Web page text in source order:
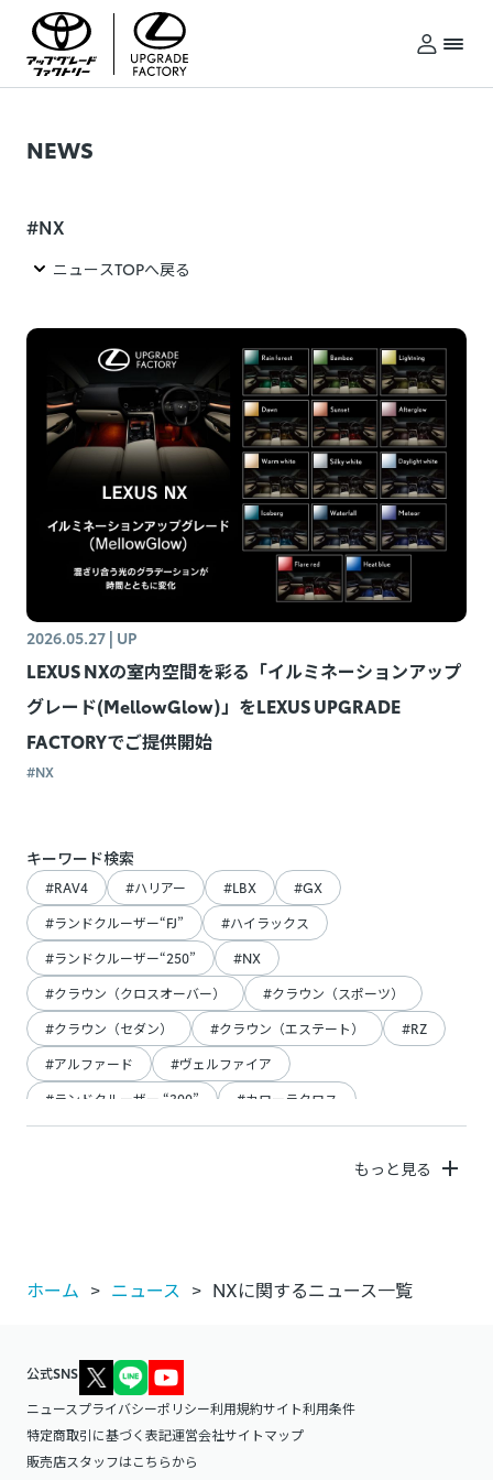
NEWS
NX
ニュースTOPへ戻る
2026.05.27 | UP
LEXUS NXの室内空間を彩る「イルミネーションアップ
グレード(MellowGlow)」をLEXUS UPGRADE
FACTORYでご提供開始
#NX
キーワード検索
#RAV4 #ハリアー #LBX #GX
#ランドクルーザー“FJ” #ハイラックス
#ランドクルーザー“250” #NX
#クラウン（クロスオーバー） #クラウン（スポーツ）
#クラウン（セダン） #クラウン（エステート） #RZ
#アルファード #ヴェルファイア
#ランドクルーザー “300” #カローラクロス
もっと見る
ホーム ニュース NXに関するニュース一覧
ニュースプライバシーポリシー利用規約サイト利用条件
特定商取引に基づく表記運営会社サイトマップ
販売店スタッフはこちらから
公式SNS